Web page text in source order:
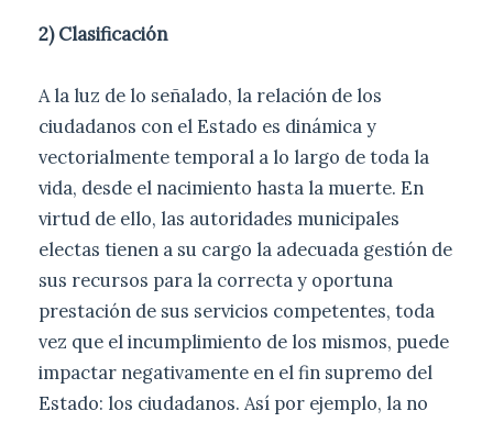
2) Clasificación
A la luz de lo señalado, la relación de los
ciudadanos con el Estado es dinámica y
vectorialmente temporal a lo largo de toda la
vida, desde el nacimiento hasta la muerte. En
virtud de ello, las autoridades municipales
electas tienen a su cargo la adecuada gestión de
sus recursos para la correcta y oportuna
prestación de sus servicios competentes, toda
vez que el incumplimiento de los mismos, puede
impactar negativamente en el fin supremo del
Estado: los ciudadanos. Así por ejemplo, la no